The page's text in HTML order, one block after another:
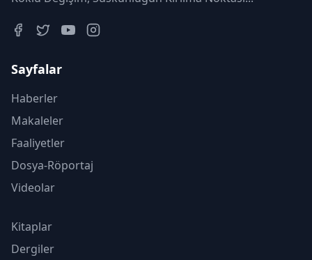
Sayfalar
Haberler
Makaleler
Faaliyetler
Dosya-Röportaj
Videolar
Kitaplar
Dergiler